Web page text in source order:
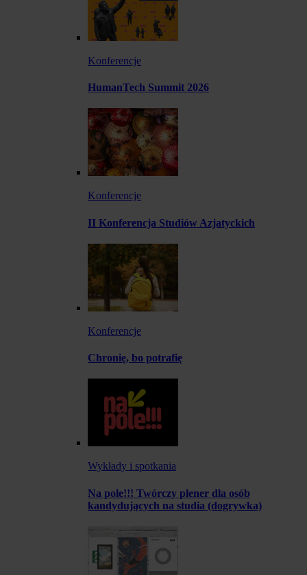
Konferencje
HumanTech Summit 2026
Konferencje
II Konferencja Studiów Azjatyckich
Konferencje
Chronię, bo potrafię
Wykłady i spotkania
Na pole!!! Twórczy plener dla osób
kandydujących na studia (dogrywka)